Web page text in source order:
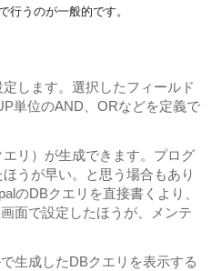
行うのが一般的です。
します。選択したフィールド
単位のAND、ORなどを定義で
リ）が生成できます。プログ
うが早い。と思う場合もあり
のDBクエリを直接書くより、
面で設定したほうが、メンテ
生成したDBクエリを表示する